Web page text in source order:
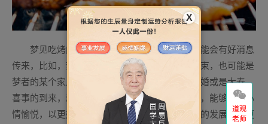
梦见吃烤肉，此梦也可能预示着，近期将可能会有好消息
传来，比如，梦者当前所面对的事情即将圆满结束，也可能是
梦者的某个家人，包括梦者自己，将要在近期大婚或是大寿，
喜事的到来，就应该好好的庆祝一番，庆祝喜事，能够让人心
情愉悦，以更好的心态去面对各种事情，对今后的发展也将更
道观
老师
X